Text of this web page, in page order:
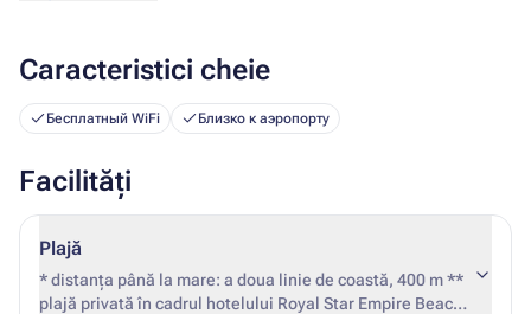
Caracteristici cheie
Бесплатный WiFi Близко к аэропорту
Facilități
Plajă
* distanța până la mare: a doua linie de coastă, 400 m **
plajă privată în cadrul hotelului Royal Star Empire Beach